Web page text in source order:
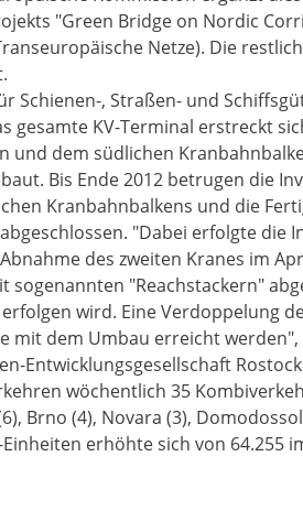
"Green Bridge on Nordic
Netze). Die
Schienen-, Straßen- und
gesamte KV-Terminal erstreckt
und dem südlichen
Bis Ende 2012 betrugen die
Kranbahnbalkens und die
"Dabei erfolgte die
des zweiten Kranes im
sogenannten "Reachstackern"
wird. Eine Verdoppelung
mit dem Umbau erreicht
Entwicklungsgesellschaft
wöchentlich 35
Brno (4), Novara (3),
erhöhte sich von 64.255